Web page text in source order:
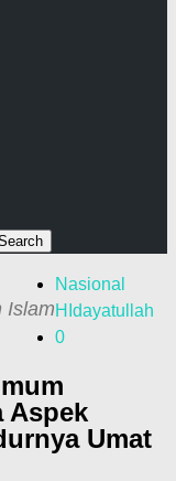
Islam
Nasional
HIdayatullah
0
Aspek
Umat